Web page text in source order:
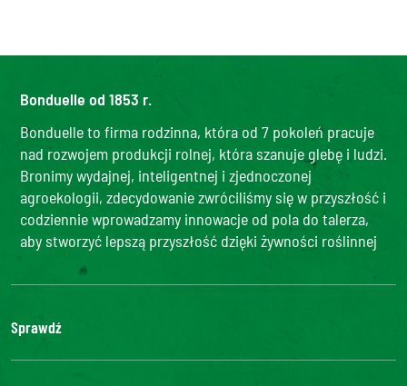
Bonduelle od 1853 r.
Bonduelle to firma rodzinna, która od 7 pokoleń pracuje
nad rozwojem produkcji rolnej, która szanuje glebę i ludzi.
Bronimy wydajnej, inteligentnej i zjednoczonej
agroekologii, zdecydowanie zwróciliśmy się w przyszłość i
codziennie wprowadzamy innowacje od pola do talerza,
aby stworzyć lepszą przyszłość dzięki żywności roślinnej
Sprawdź
Bonduelle Food Service